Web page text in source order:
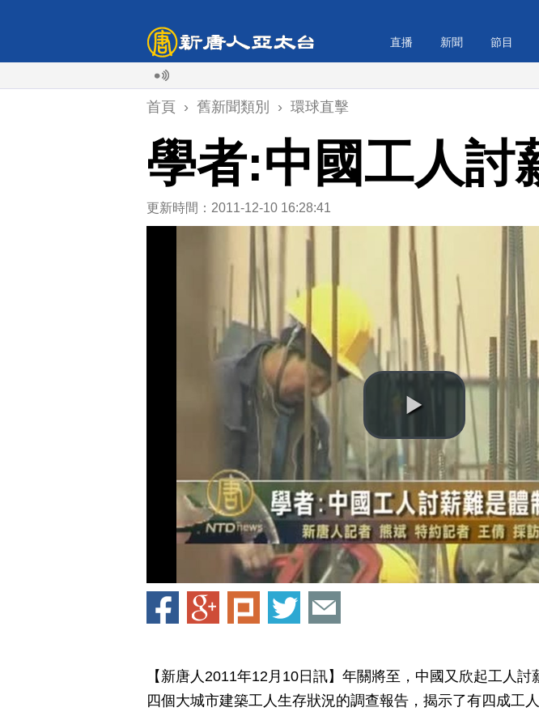
直播 新聞 節目
首頁 › 舊新聞類別 › 環球直擊
學者:中國工人討
更新時間：2011-12-10 16:28:41
【新唐人2011年12月10日訊】年關將至，中國又欣起工人討
四個大城市建築工人生存狀況的調查報告，揭示了有四成工